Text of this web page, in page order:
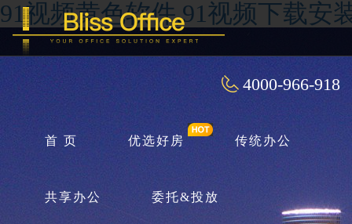
91视频黄色软件,91视频下载安
4000-966-918
首 页 优选好房 传统办公
共享办公 委托&投放